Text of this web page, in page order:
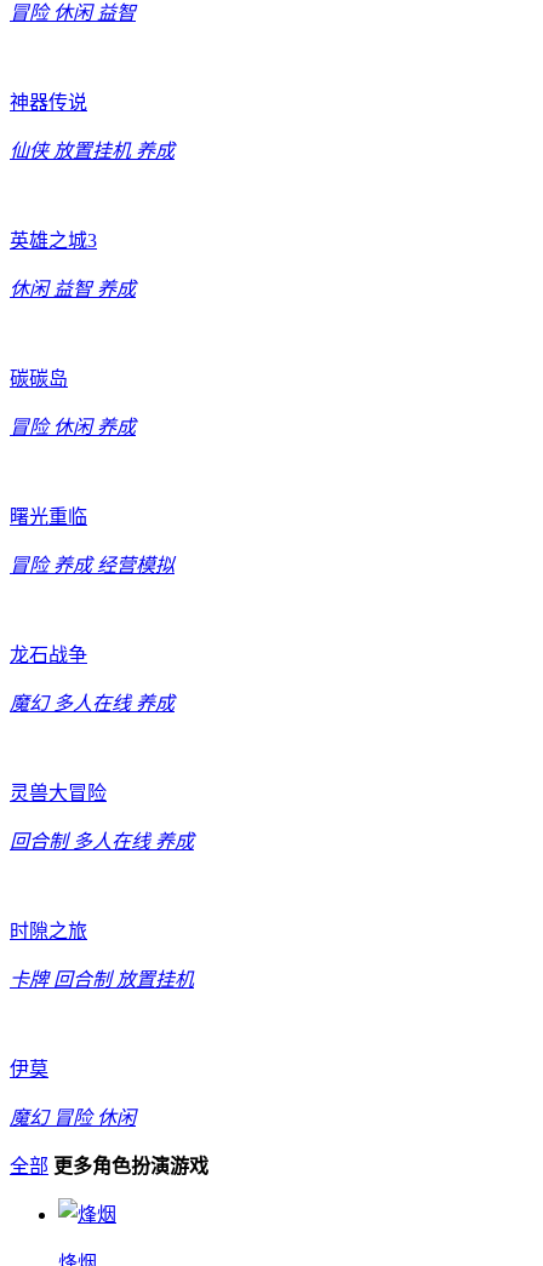
冒险 休闲 益智
神器传说
仙侠 放置挂机 养成
英雄之城3
休闲 益智 养成
碳碳岛
冒险 休闲 养成
曙光重临
冒险 养成 经营模拟
龙石战争
魔幻 多人在线 养成
灵兽大冒险
回合制 多人在线 养成
时隙之旅
卡牌 回合制 放置挂机
伊莫
魔幻 冒险 休闲
全部 更多角色扮演游戏